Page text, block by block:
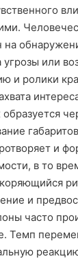
угрозы или
и ролики
и
в то
и
часто
Темп